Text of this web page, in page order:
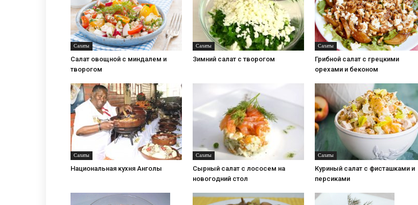
Салаты
Салат овощной с миндалем и
творогом
Салаты
Зимний салат с творогом
Салаты
Грибной салат с грецкими
орехами и беконом
Салаты
Национальная кухня Анголы
Салаты
Сырный салат с лососем на
новогодний стол
Салаты
Куриный салат с фисташками и
персиками